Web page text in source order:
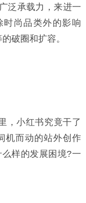
泛承载力，来进一
时尚品类外的影响
破圈和扩容。
，小红书究竟干了
机而动的站外创作
样的发展困境?一